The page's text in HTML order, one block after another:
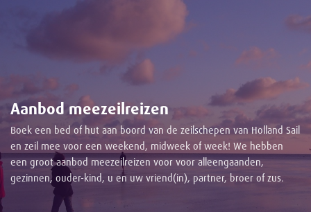
Aanbod meezeilreizen
Boek een bed of hut aan boord van de zeilschepen van Holland Sail
en zeil mee voor een weekend, midweek of week! We hebben
een groot aanbod meezeilreizen voor voor alleengaanden,
gezinnen, ouder-kind, u en uw vriend(in), partner, broer of zus.